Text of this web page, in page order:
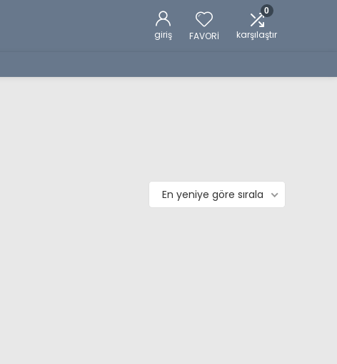
giriş FAVORİ
0
karşılaştır
En yeniye göre sırala